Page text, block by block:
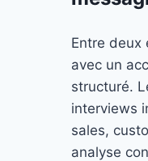
Entre deux
avec un
structuré.
interviews
sales,
analyse